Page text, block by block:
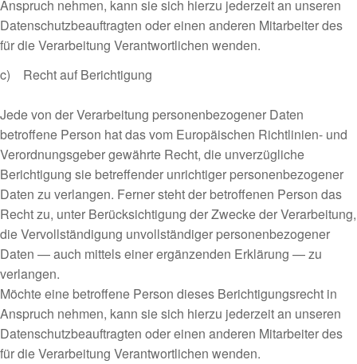
Anspruch nehmen, kann sie sich hierzu jederzeit an unseren
Datenschutzbeauftragten oder einen anderen Mitarbeiter des
für die Verarbeitung Verantwortlichen wenden.
c) Recht auf Berichtigung
Jede von der Verarbeitung personenbezogener Daten
betroffene Person hat das vom Europäischen Richtlinien- und
Verordnungsgeber gewährte Recht, die unverzügliche
Berichtigung sie betreffender unrichtiger personenbezogener
Daten zu verlangen. Ferner steht der betroffenen Person das
Recht zu, unter Berücksichtigung der Zwecke der Verarbeitung,
die Vervollständigung unvollständiger personenbezogener
Daten — auch mittels einer ergänzenden Erklärung — zu
verlangen.
Möchte eine betroffene Person dieses Berichtigungsrecht in
Anspruch nehmen, kann sie sich hierzu jederzeit an unseren
Datenschutzbeauftragten oder einen anderen Mitarbeiter des
für die Verarbeitung Verantwortlichen wenden.